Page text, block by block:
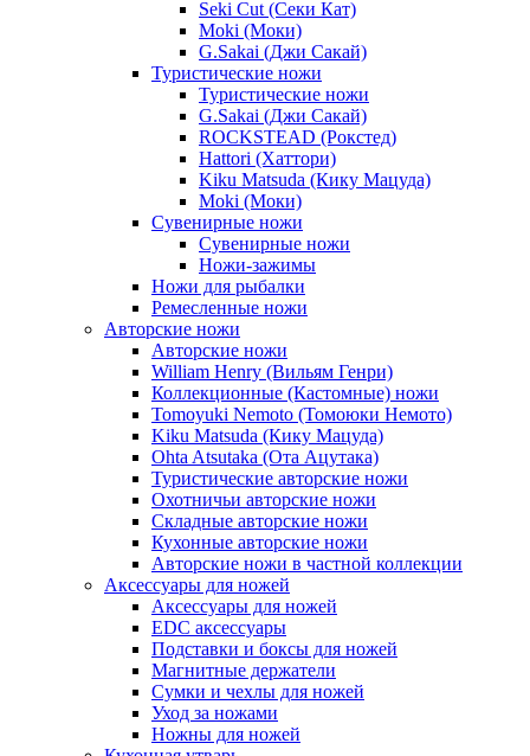
Seki Cut (Секи Кат)
Moki (Моки)
G.Sakai (Джи Сакай)
Туристические ножи
Туристические ножи
G.Sakai (Джи Сакай)
ROCKSTEAD (Рокстед)
Hattori (Хаттори)
Kiku Matsuda (Кику Мацуда)
Moki (Моки)
Сувенирные ножи
Сувенирные ножи
Ножи-зажимы
Ножи для рыбалки
Ремесленные ножи
Авторские ножи
Авторские ножи
William Henry (Вильям Генри)
Коллекционные (Кастомные) ножи
Tomoyuki Nemoto (Томоюки Немото)
Kiku Matsuda (Кику Мацуда)
Ohta Atsutaka (Ота Ацутака)
Туристические авторские ножи
Охотничьи авторские ножи
Складные авторские ножи
Кухонные авторские ножи
Авторские ножи в частной коллекции
Аксессуары для ножей
Аксессуары для ножей
EDC аксессуары
Подставки и боксы для ножей
Магнитные держатели
Сумки и чехлы для ножей
Уход за ножами
Ножны для ножей